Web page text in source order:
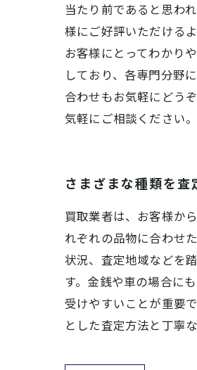
当たり前であると思わ
様にご好評いただける
お客様にとってわかり
しており、各専門分野
合わせもお気軽にどう
気軽にご相談ください。
さまざまな種類を査
買取業者は、お客様か
れぞれの品物に合わせ
状況、査定地域などを
す。金銭や車の場合に
受けやすいことが重要
とした査定方法と丁寧